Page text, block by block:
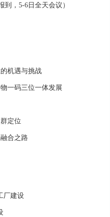
到，5-6日全天会议）
机遇与挑战
一码三位一体发展
定位
合之路
厂建设